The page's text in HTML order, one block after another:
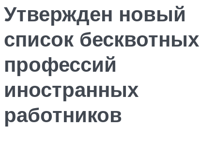
Утвержден новый
список бесквотных
профессий
иностранных
работников